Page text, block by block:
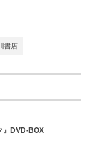
書店
』DVD-BOX